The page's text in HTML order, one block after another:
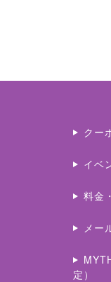
クー
イベ
料金
メー
定）